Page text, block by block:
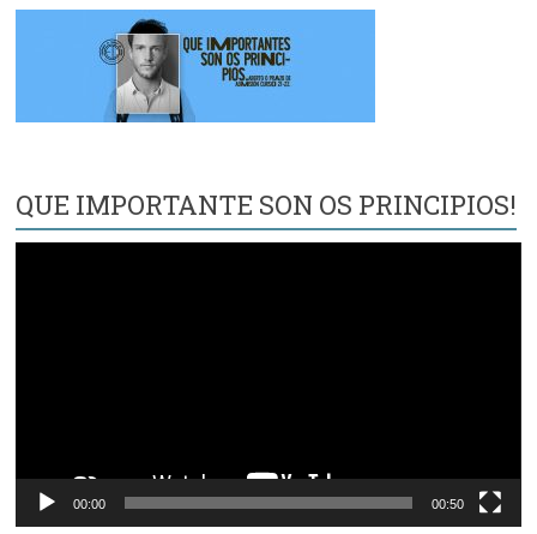
QUE IMPORTANTE SON OS PRINCIPIOS!
00:00 00:50